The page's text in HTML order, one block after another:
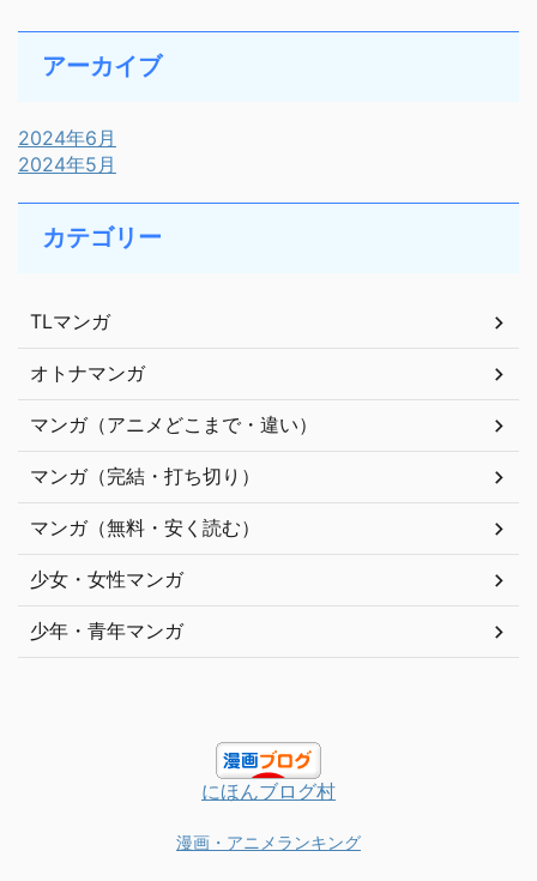
アーカイブ
2024年6月
2024年5月
カテゴリー
TLマンガ
オトナマンガ
マンガ（アニメどこまで・違い）
マンガ（完結・打ち切り）
マンガ（無料・安く読む）
少女・女性マンガ
少年・青年マンガ
にほんブログ村
漫画・アニメランキング